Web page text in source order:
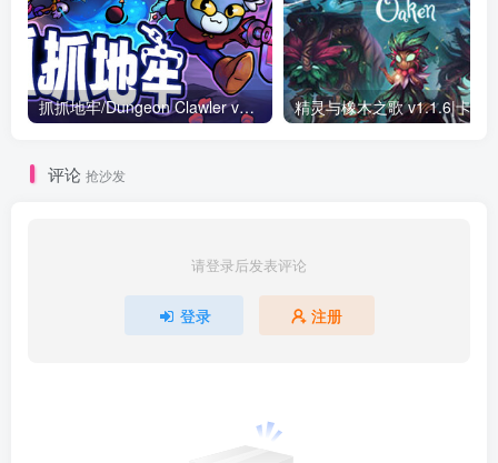
抓抓地牢/Dungeon Clawler v1.0.10|策略模拟|容量2.3G|免安装绿色中文版
评论 抢沙发
请登录后发表评论
登录 注册